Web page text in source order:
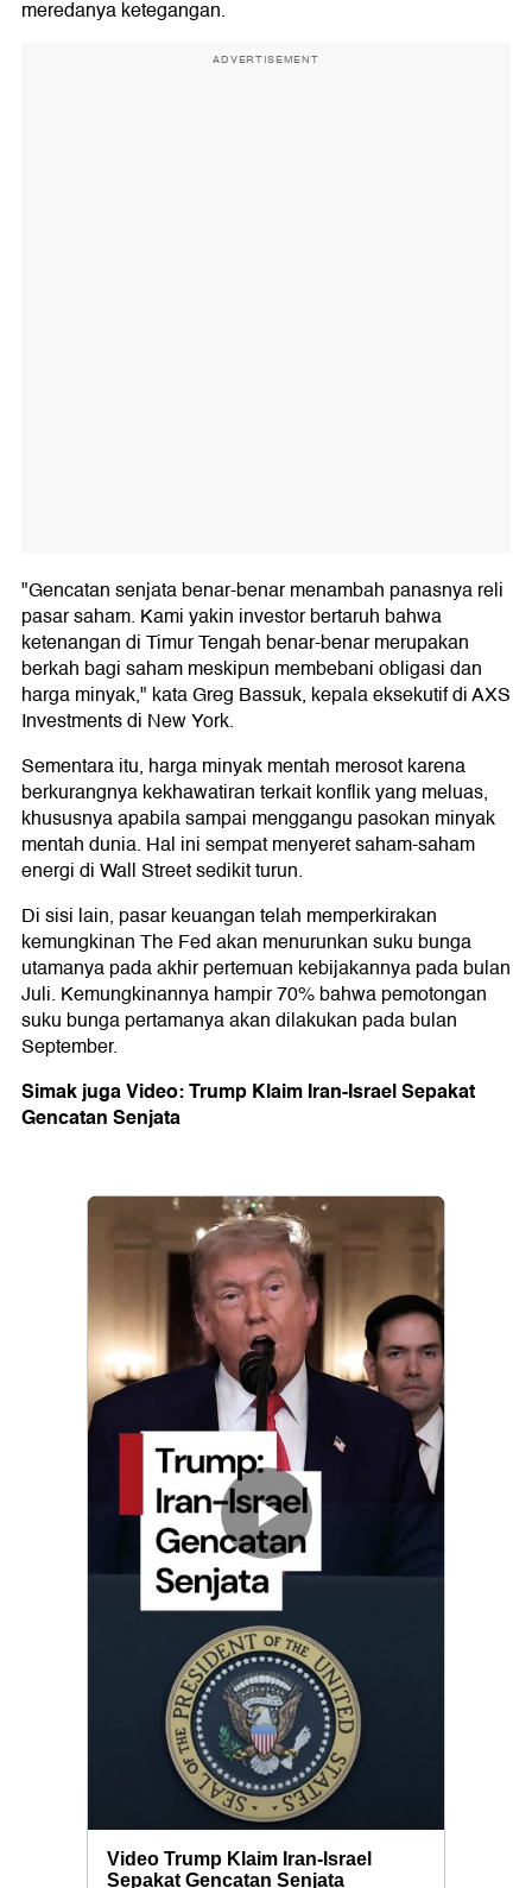
meredanya ketegangan.
ADVERTISEMENT
"Gencatan senjata benar-benar menambah panasnya reli
pasar saham. Kami yakin investor bertaruh bahwa
ketenangan di Timur Tengah benar-benar merupakan
berkah bagi saham meskipun membebani obligasi dan
harga minyak," kata Greg Bassuk, kepala eksekutif di AXS
Investments di New York.
Sementara itu, harga minyak mentah merosot karena
berkurangnya kekhawatiran terkait konflik yang meluas,
khususnya apabila sampai menggangu pasokan minyak
mentah dunia. Hal ini sempat menyeret saham-saham
energi di Wall Street sedikit turun.
Di sisi lain, pasar keuangan telah memperkirakan
kemungkinan The Fed akan menurunkan suku bunga
utamanya pada akhir pertemuan kebijakannya pada bulan
Juli. Kemungkinannya hampir 70% bahwa pemotongan
suku bunga pertamanya akan dilakukan pada bulan
September.
Simak juga Video: Trump Klaim Iran-Israel Sepakat
Gencatan Senjata